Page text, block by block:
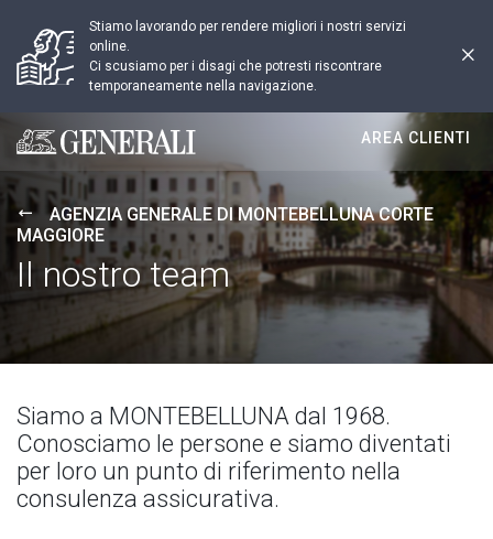
Stiamo lavorando per rendere migliori i nostri servizi
online.
Ci scusiamo per i disagi che potresti riscontrare
temporaneamente nella navigazione.
Generali logo
AREA CLIENTI
AGENZIA GENERALE DI MONTEBELLUNA CORTE
MAGGIORE
Il nostro team
Siamo a MONTEBELLUNA dal 1968.
Conosciamo le persone e siamo diventati
per loro un punto di riferimento nella
consulenza assicurativa.